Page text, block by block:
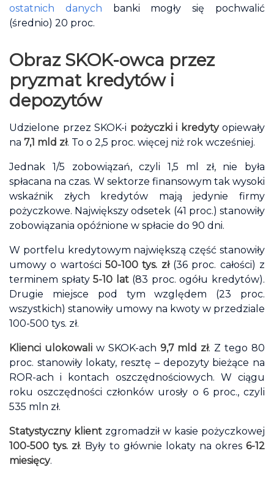
ostatnich danych banki mogły się pochwalić
(średnio) 20 proc.
Obraz SKOK-owca przez
pryzmat kredytów i
depozytów
Udzielone przez SKOK-i pożyczki i kredytyopiewały
na 7,1 mld zł. To o 2,5 proc. więcej niż rok wcześniej.
Jednak 1/5 zobowiązań, czyli 1,5 ml zł, nie była
spłacana na czas. W sektorze finansowym tak wysoki
wskaźnik złych kredytów mają jedynie firmy
pożyczkowe. Największy odsetek (41 proc.) stanowiły
zobowiązania opóźnione w spłacie do 90 dni.
W portfelu kredytowym największą część stanowiły
umowy o wartości 50-100 tys. zł(36 proc. całości) z
terminem spłaty5-10 lat(83 proc. ogółu kredytów).
Drugie miejsce pod tym względem (23 proc.
wszystkich) stanowiły umowy na kwoty w przedziale
100-500 tys. zł.
Klienci ulokowaliw SKOK-ach 9,7 mld zł. Z tego 80
proc. stanowiły lokaty, resztę – depozyty bieżące na
ROR-ach i kontach oszczędnościowych. W ciągu
roku oszczędności członków urosły o 6 proc., czyli
535 mln zł.
Statystyczny klient zgromadził w kasie pożyczkowej
100-500 tys. zł. Były to głównie lokaty na okres 6-12
miesięcy.